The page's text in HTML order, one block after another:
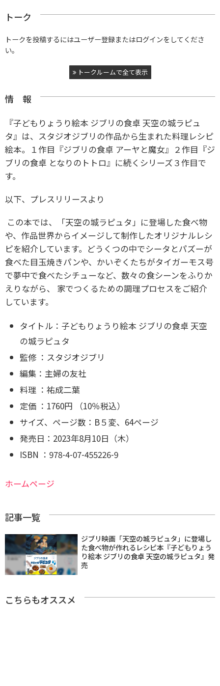
トーク
トークを投稿するにはユーザー登録またはログインをしてくださ
い。
トークルームで全て表示
情 報
『子どもりょうり絵本 ジブリの食卓 天空の城ラピュ
タ』は、スタジオジブリの作品から生まれた料理レシピ
絵本。１作目『ジブリの食卓 アーヤと魔女』２作目『ジ
ブリの食卓 となりのトトロ』に続くシリーズ３作目で
す。
以下、プレスリリースより
この本では、「天空の城ラピュタ」に登場した食べ物
や、作品世界からイメージして制作したオリジナルレシ
ピを紹介しています。どうくつの中でシータとパズーが
食べた目玉焼きパンや、かいぞくたちがタイガーモス号
で夢中で食べたシチューなど、数々の食シーンをふりか
えりながら、 家でつくるための調理プロセスをご紹介
しています。
タイトル：子どもりょうり絵本 ジブリの食卓 天空
の城ラピュタ
監修 ：スタジオジブリ
編集：主婦の友社
料理 ：祐成二葉
定価 ：1760円 （10％税込）
サイズ、ページ数：B５変、64ページ
発売日：2023年8月10日（木）
ISBN ：978-4-07-455226-9
ホームページ
記事一覧
ジブリ映画「天空の城ラピュタ」に登場し
た食べ物が作れるレシピ本『子どもりょう
り絵本 ジブリの食卓 天空の城ラピュタ』発
売
こちらもオススメ